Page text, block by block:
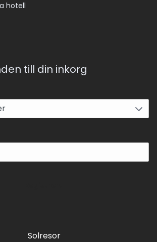
hotell
till din inkorg
Solresor